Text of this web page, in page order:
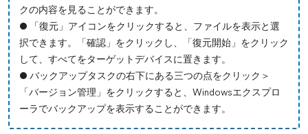
クの内容を見ることができます。
● 「復元」アイコンをクリックすると、ファイルを表示と選
択できます。「確認」をクリックし、「復元開始」をクリック
して、すべてをターゲットデバイスに置きます。
● バックアップタスクの右下にある三つの点をクリック＞
「バージョン管理」をクリックすると、Windowsエクスプロ
ーラでバックアップを表示することができます。